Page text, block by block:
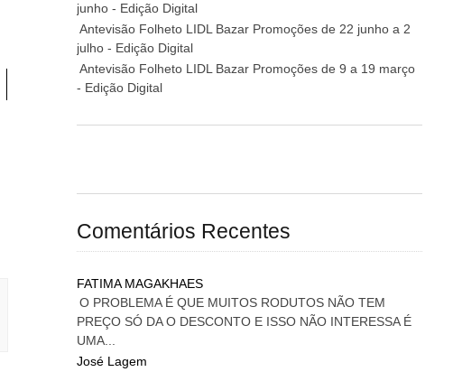
junho - Edição Digital
Antevisão Folheto LIDL Bazar Promoções de 22 junho a 2
julho - Edição Digital
Antevisão Folheto LIDL Bazar Promoções de 9 a 19 março
- Edição Digital
Comentários Recentes
FATIMA MAGAKHAES
O PROBLEMA É QUE MUITOS RODUTOS NÃO TEM
PREÇO SÓ DA O DESCONTO E ISSO NÃO INTERESSA É
UMA...
José Lagem